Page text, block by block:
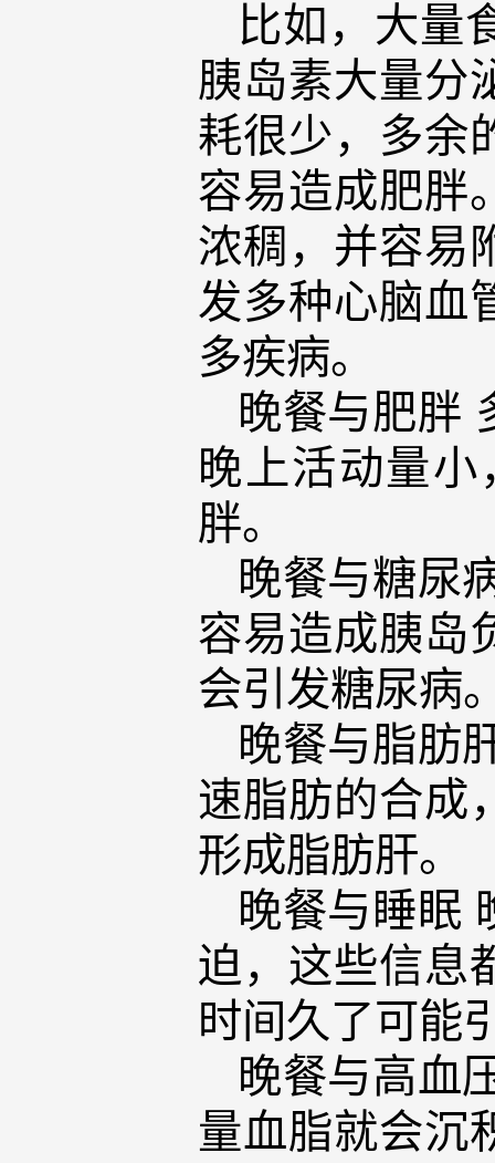
比如，大量
胰岛素大量分
耗很少，多余
容易造成肥胖
浓稠，并容易
发多种心脑血
多疾病。
晚餐与肥胖
晚上活动量
胖。
晚餐与糖尿
容易造成胰岛
会引发糖尿病
晚餐与脂肪
速脂肪的合成
形成脂肪肝。
晚餐与睡眠
迫，这些信息
时间久了可能
晚餐与高血
量血脂就会沉